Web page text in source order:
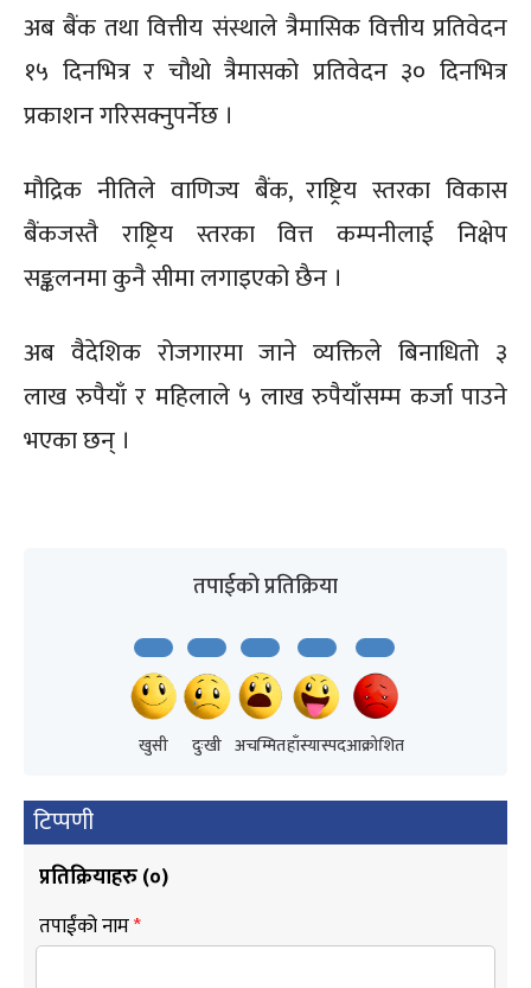
अब बैंक तथा वित्तीय संस्थाले त्रैमासिक वित्तीय प्रतिवेदन
१५ दिनभित्र र चौथो त्रैमासको प्रतिवेदन ३० दिनभित्र
प्रकाशन गरिसक्नुपर्नेछ ।
मौद्रिक नीतिले वाणिज्य बैंक, राष्ट्रिय स्तरका विकास
बैंकजस्तै राष्ट्रिय स्तरका वित्त कम्पनीलाई निक्षेप
सङ्कलनमा कुनै सीमा लगाइएको छैन ।
अब वैदेशिक रोजगारमा जाने व्यक्तिले बिनाधितो ३
लाख रुपैयाँ र महिलाले ५ लाख रुपैयाँसम्म कर्जा पाउने
भएका छन् ।
तपाईको प्रतिक्रिया
खुसी दुःखी अचम्मितहाँस्यास्पदआक्रोशित
टिप्पणी
प्रतिक्रियाहरु (०)
तपाईंको नाम*